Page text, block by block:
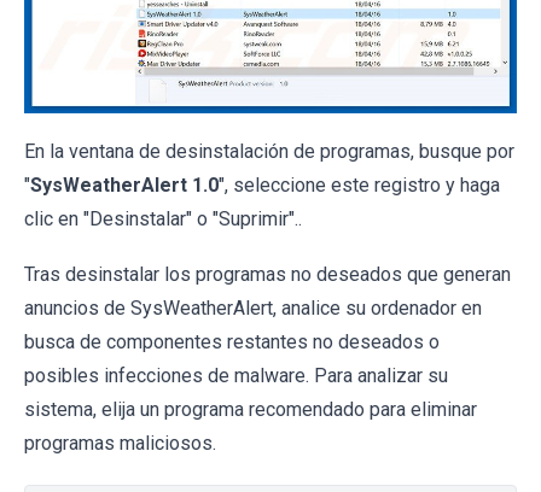
En la ventana de desinstalación de programas, busque por
"SysWeatherAlert 1.0", seleccione este registro y haga
clic en "Desinstalar" o "Suprimir"..
Tras desinstalar los programas no deseados que generan
anuncios de SysWeatherAlert, analice su ordenador en
busca de componentes restantes no deseados o
posibles infecciones de malware. Para analizar su
sistema, elija un programa recomendado para eliminar
programas maliciosos.